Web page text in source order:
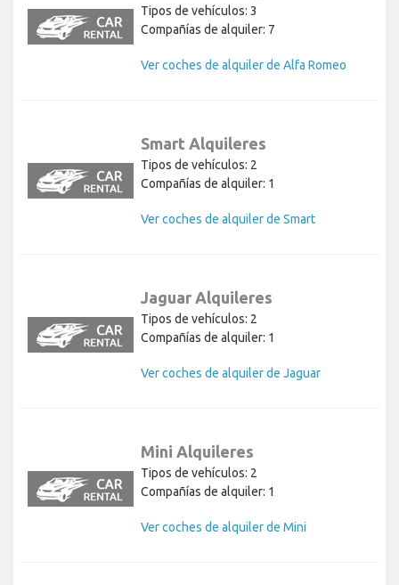
Tipos de vehículos: 3
Compañías de alquiler: 7
Ver coches de alquiler de Alfa Romeo
Smart Alquileres
Tipos de vehículos: 2
Compañías de alquiler: 1
Ver coches de alquiler de Smart
Jaguar Alquileres
Tipos de vehículos: 2
Compañías de alquiler: 1
Ver coches de alquiler de Jaguar
Mini Alquileres
Tipos de vehículos: 2
Compañías de alquiler: 1
Ver coches de alquiler de Mini